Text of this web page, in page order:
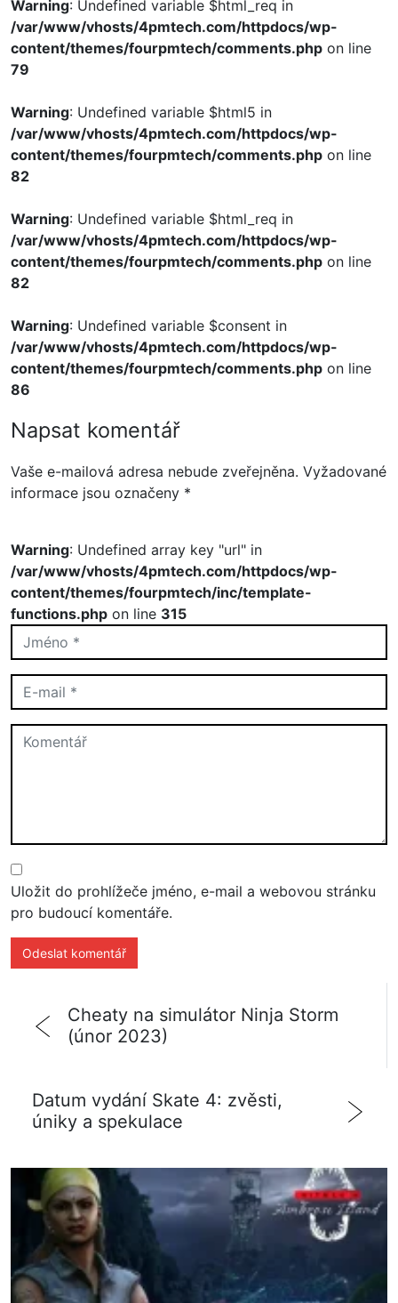
Warning: Undefined variable $html_req in
/var/www/vhosts/4pmtech.com/httpdocs/wp-
content/themes/fourpmtech/comments.php on line
79
Warning: Undefined variable $html5 in
/var/www/vhosts/4pmtech.com/httpdocs/wp-
content/themes/fourpmtech/comments.php on line
82
Warning: Undefined variable $html_req in
/var/www/vhosts/4pmtech.com/httpdocs/wp-
content/themes/fourpmtech/comments.php on line
82
Warning: Undefined variable $consent in
/var/www/vhosts/4pmtech.com/httpdocs/wp-
content/themes/fourpmtech/comments.php on line
86
Napsat komentář
Vaše e-mailová adresa nebude zveřejněna. Vyžadované
informace jsou označeny *
Warning: Undefined array key "url" in
/var/www/vhosts/4pmtech.com/httpdocs/wp-
content/themes/fourpmtech/inc/template-
functions.php on line 315
Uložit do prohlížeče jméno, e-mail a webovou stránku
pro budoucí komentáře.
Cheaty na simulátor Ninja Storm
(únor 2023)
Datum vydání Skate 4: zvěsti,
úniky a spekulace